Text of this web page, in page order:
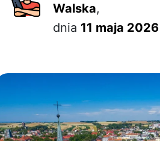
Walska,
dnia 11 maja 2026